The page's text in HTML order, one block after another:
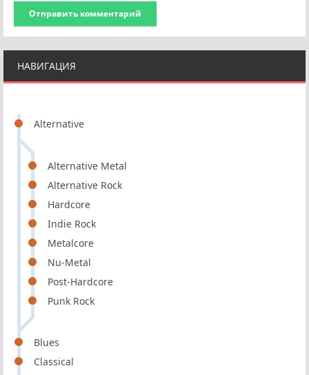
НАВИГАЦИЯ
Alternative
Alternative Metal
Alternative Rock
Hardcore
Indie Rock
Metalcore
Nu-Metal
Post-Hardcore
Punk Rock
Blues
Classical
Отправить комментарий